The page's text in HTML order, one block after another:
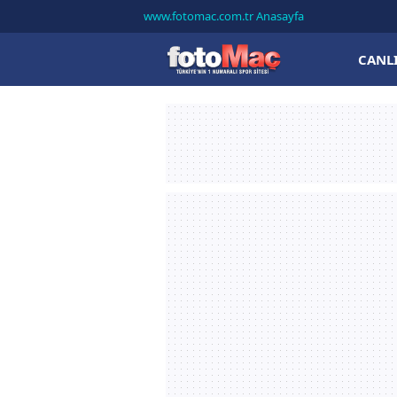
www.fotomac.com.tr Anasayfa